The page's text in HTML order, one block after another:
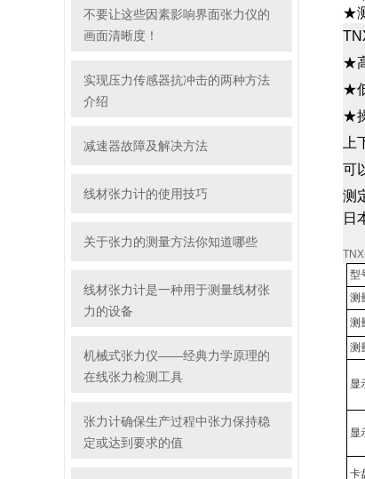
不要让这些因素影响界面张力仪的
画面清晰度！
实现压力传感器抗冲击的两种方法
介绍
减速器故障及解决方法
线材张力计的使用技巧
关于张力的测量方法你知道哪些
线材张力计是一种用于测量线材张
力的设备
机械式张力仪——经典力学原理的
在线张力检测工具
张力计确保生产过程中张力保持稳
定或达到要求的值
★
★
★
★
可
测
日
型
测
测
测
显
显
卡